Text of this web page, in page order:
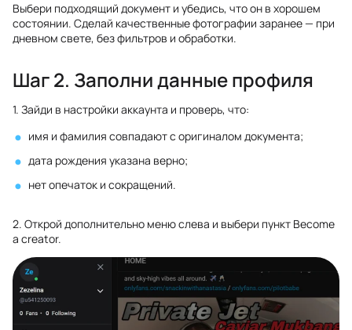
Выбери подходящий документ и убедись, что он в хорошем
состоянии. Сделай качественные фотографии заранее — при
дневном свете, без фильтров и обработки.
Шаг 2. Заполни данные профиля
1. Зайди в настройки аккаунта и проверь, что:
имя и фамилия совпадают с оригиналом документа;
дата рождения указана верно;
нет опечаток и сокращений.
2. Открой дополнительно меню слева и выбери пункт Become
a creator.